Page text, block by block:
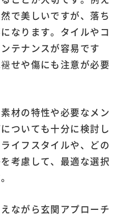
で美しいですが、落ち
なります。タイルやコ
テナンスが容易です
せや傷にも注意が必要
材の特性や必要なメン
ついても十分に検討し
イフスタイルや、どの
考慮して、最適な選択
ながら玄関アプローチ